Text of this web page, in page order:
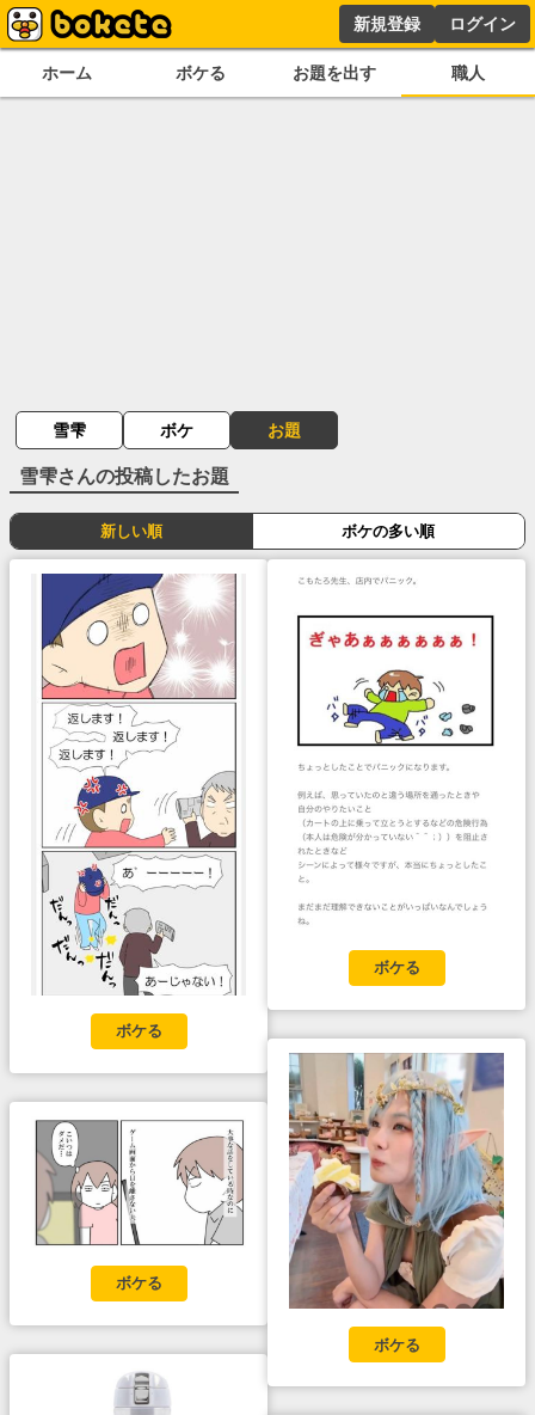
新規登録 ログイン
ホーム ボケる お題を出す 職人
雪雫 ボケ お題
雪雫さんの投稿したお題
新しい順 ボケの多い順
ボケる
ボケる
ボケる
ボケる